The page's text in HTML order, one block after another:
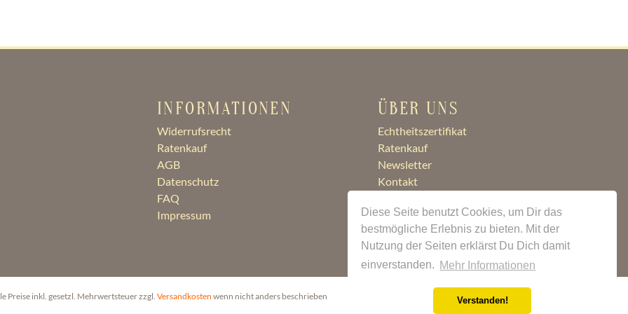
Diese Seite benutzt Cookies, um Dir das
bestmögliche Erlebnis zu bieten. Mit der
Nutzung der Seiten erklärst Du Dich damit
einverstanden. Mehr Informationen
Verstanden!
INFORMATIONEN
Widerrufsrecht
Ratenkauf
AGB
Datenschutz
FAQ
Impressum
ÜBER UNS
Echtheitszertifikat
Ratenkauf
Newsletter
Kontakt
Preise inkl. gesetzl. Mehrwertsteuer zzgl. Versandkosten wenn nicht anders beschrieben